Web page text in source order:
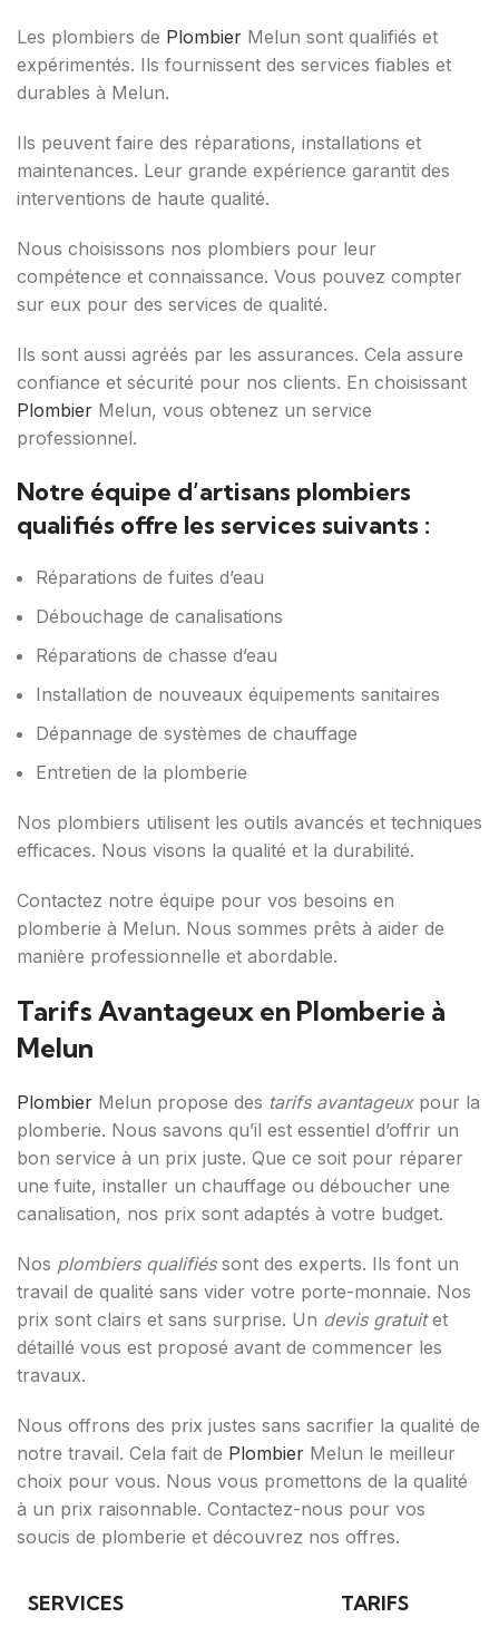
Les plombiers de Plombier Melun sont qualifiés et
expérimentés. Ils fournissent des services fiables et
durables à Melun.
Ils peuvent faire des réparations, installations et
maintenances. Leur grande expérience garantit des
interventions de haute qualité.
Nous choisissons nos plombiers pour leur
compétence et connaissance. Vous pouvez compter
sur eux pour des services de qualité.
Ils sont aussi agréés par les assurances. Cela assure
confiance et sécurité pour nos clients. En choisissant
Plombier Melun, vous obtenez un service
professionnel.
Notre équipe d’artisans plombiers
qualifiés offre les services suivants :
Réparations de fuites d’eau
Débouchage de canalisations
Réparations de chasse d’eau
Installation de nouveaux équipements sanitaires
Dépannage de systèmes de chauffage
Entretien de la plomberie
Nos plombiers utilisent les outils avancés et techniques
efficaces. Nous visons la qualité et la durabilité.
Contactez notre équipe pour vos besoins en
plomberie à Melun. Nous sommes prêts à aider de
manière professionnelle et abordable.
Tarifs Avantageux en Plomberie à
Melun
Plombier Melun propose des tarifs avantageuxpour la
plomberie. Nous savons qu’il est essentiel d’offrir un
bon service à un prix juste. Que ce soit pour réparer
une fuite, installer un chauffage ou déboucher une
canalisation, nos prix sont adaptés à votre budget.
Nos plombiers qualifiéssont des experts. Ils font un
travail de qualité sans vider votre porte-monnaie. Nos
prix sont clairs et sans surprise. Un devis gratuitet
détaillé vous est proposé avant de commencer les
travaux.
Nous offrons des prix justes sans sacrifier la qualité de
notre travail. Cela fait de Plombier Melun le meilleur
choix pour vous. Nous vous promettons de la qualité
à un prix raisonnable. Contactez-nous pour vos
soucis de plomberie et découvrez nos offres.
SERVICES TARIFS